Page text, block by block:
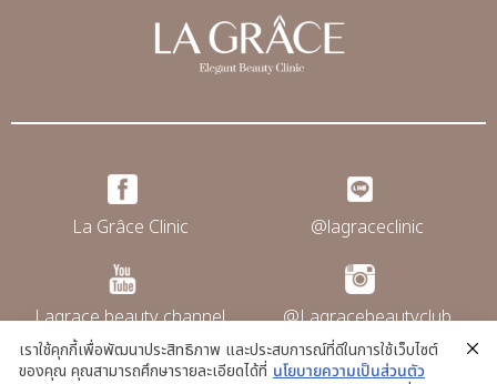
La Grâce Clinic @lagraceclinic
Lagrace beauty channel @Lagracebeautyclub
เราใช้คุกกี้เพื่อพัฒนาประสิทธิภาพ และประสบการณ์ที่ดีในการใช้เว็บไซต์
ของคุณ คุณสามารถศึกษารายละเอียดได้ที่ นโยบายความเป็นส่วนตัว